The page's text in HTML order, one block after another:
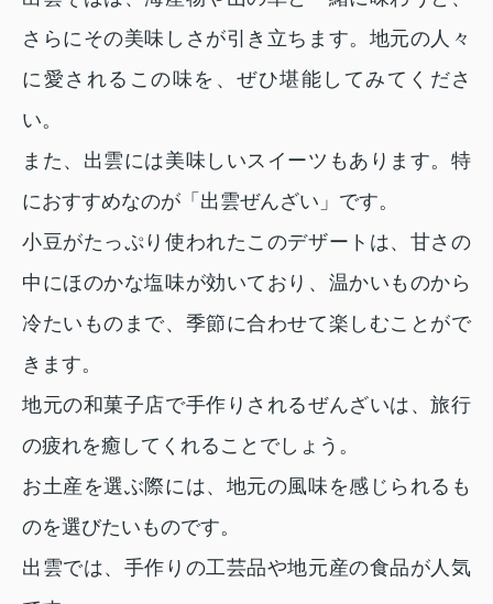
さらにその美味しさが引き立ちます。地元の人々
に愛されるこの味を、ぜひ堪能してみてくださ
い。
また、出雲には美味しいスイーツもあります。特
におすすめなのが「出雲ぜんざい」です。
小豆がたっぷり使われたこのデザートは、甘さの
中にほのかな塩味が効いており、温かいものから
冷たいものまで、季節に合わせて楽しむことがで
きます。
地元の和菓子店で手作りされるぜんざいは、旅行
の疲れを癒してくれることでしょう。
お土産を選ぶ際には、地元の風味を感じられるも
のを選びたいものです。
出雲では、手作りの工芸品や地元産の食品が人気